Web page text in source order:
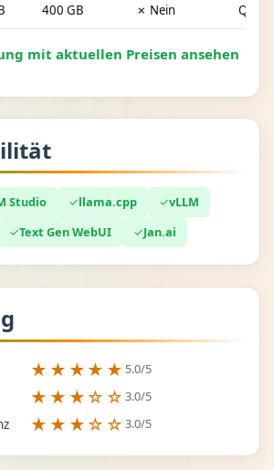
400 GB ✗ Nein
mit aktuellen Preisen ansehen
Studio ✓llama.cpp ✓vLLM
✓Text Gen WebUI ✓Jan.ai
★★★★★ 5.0/5
★★★☆☆ 3.0/5
★★★☆☆ 3.0/5